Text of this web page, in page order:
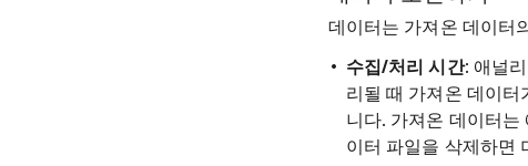
데이터는 가져온 데이터
수집/처리 시간: 애널
리될 때 가져온 데이
니다. 가져온 데이터는
이터 파일을 삭제하면